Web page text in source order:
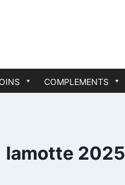
COMPLEMENTS
lamotte 2025